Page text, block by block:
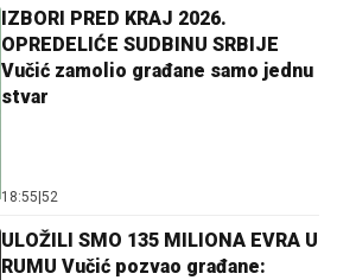
IZBORI PRED KRAJ 2026.
OPREDELIĆE SUDBINU SRBIJE
Vučić zamolio građane samo jednu
stvar
18:55 52
ULOŽILI SMO 135 MILIONA EVRA U
RUMU Vučić pozvao građane: